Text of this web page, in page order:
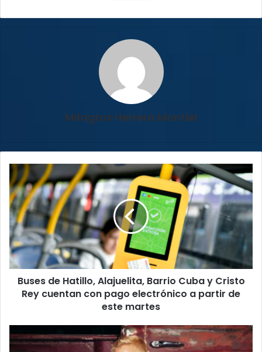
Milagros Herrera Montiel
Buses
de
Hatillo,
Alajuelita,
Barrio
Cuba
y
Cristo
Rey
cuentan
partir
Buses de Hatillo, Alajuelita, Barrio Cuba y Cristo
Rey cuentan con pago electrónico a partir de
este martes
pone